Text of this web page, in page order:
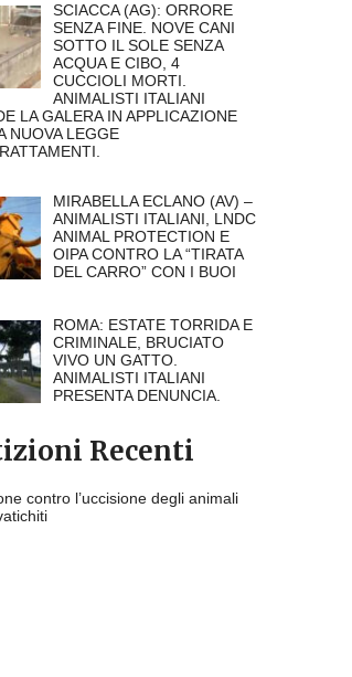
SCIACCA (AG): ORRORE
SENZA FINE. NOVE CANI
SOTTO IL SOLE SENZA
ACQUA E CIBO, 4
CUCCIOLI MORTI.
ANIMALISTI ITALIANI
LA GALERA IN APPLICAZIONE
NUOVA LEGGE
MIRABELLA ECLANO (AV) –
ANIMALISTI ITALIANI, LNDC
ANIMAL PROTECTION E
OIPA CONTRO LA “TIRATA
DEL CARRO” CON I BUOI
ROMA: ESTATE TORRIDA E
CRIMINALE, BRUCIATO
VIVO UN GATTO.
ANIMALISTI ITALIANI
PRESENTA DENUNCIA.
Recenti
contro l’uccisione degli animali